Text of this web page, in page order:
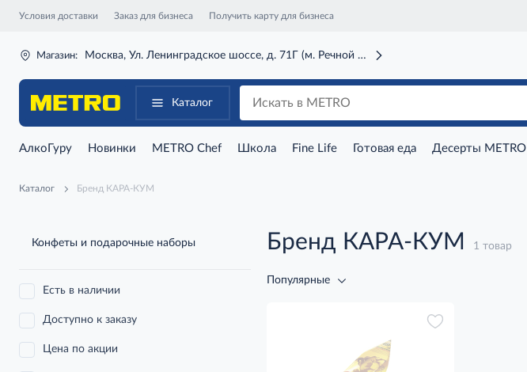
Условия доставки Заказ для бизнеса Получить карту для бизнеса
Магазин: Москва, Ул. Ленинградское шоссе, д. 71Г (м. Речной вокзал)
Каталог
АлкоГуру Новинки METRO Chef Школа Fine Life Готовая еда Десерты METRO
Каталог Бренд КАРА-КУМ
Конфеты и подарочные наборы
Есть в наличии
Доступно к заказу
Цена по акции
Бренд КАРА-КУМ 1 товар
Популярные